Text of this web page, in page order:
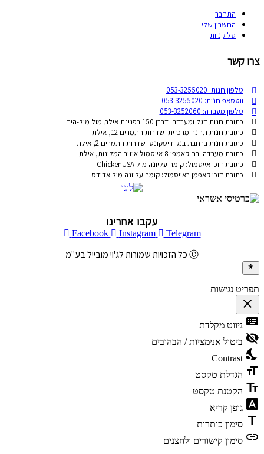
התחבר
החשבון שלי
סל קניות
קשר
טלפון חנות: 053-3255020
ווטסאפ חנות: 053-3255020
טלפון מעבדה: 053-3252060
כתובת חנות דגל ומעבדה: דרבן 150 בפנינת אילת מול מול-הים
כתובת חנות תחנה מרכזית: שדרות התמרים 12, אילת
כתובת חנות ברחבת בנק דיסקונט: שדרות התמרים 2, אילת
כתובת מעבדה: רח קאמפן 8 אייסמול איזור המלונות, אילת
כתובת דוכן אייסמול: קומה עליונה מול ChickenUSA
כתובת דוכן קאפמן באייסמול: קומה עליונה מול אדידס
עקבו אחרינו
Facebook Instagram Telegram
נגישות
פתיחה
וסגירה
של
תפריט
הנגישות
ניווט מקלדת
ביטול אנימציות / הבהובים
Contrast
הגדלת טקסט
הקטנת טקסט
גופן קריא
סימון כותרות
סימון קישורים ולחצנים